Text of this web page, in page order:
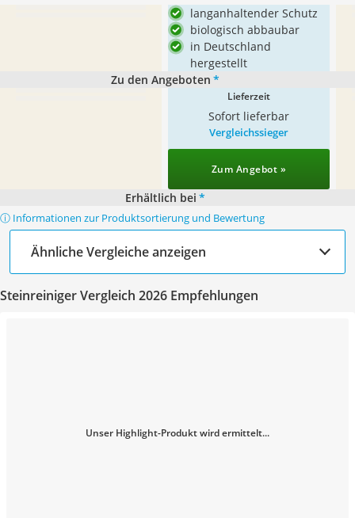
langanhaltender Schutz
biologisch abbaubar
in Deutschland
hergestellt
Zu den Angeboten *
Lieferzeit
Sofort lieferbar
Vergleichssieger
Zum Angebot »
Erhältlich bei *
ⓘ Informationen zur Produktsortierung und Bewertung
Ähnliche Vergleiche anzeigen
Steinreiniger Vergleich 2026 Empfehlungen
Unser Highlight-Produkt wird ermittelt...